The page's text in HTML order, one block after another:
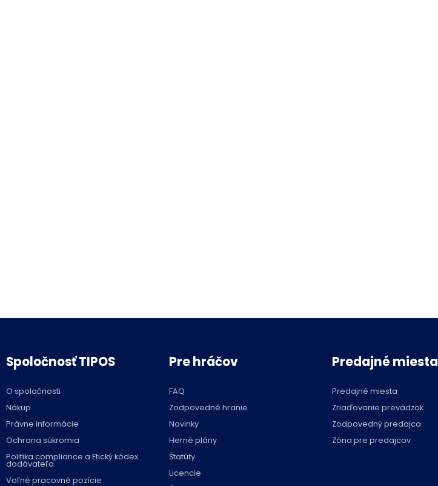
Spoločnosť TIPOS
O spoločnosti
Nákup
Právne informácie
Ochrana súkromia
Politika compliance a Etický kódex
dodávateľa
Voľné pracovné pozície
Pre hráčov
FAQ
Zodpovedné hranie
Novinky
Herné plány
Štatúty
Licencie
Predajné miesta
Predajné miesta
Zriaďovanie prevádzok
Zodpovedný predajca
Zóna pre predajcov